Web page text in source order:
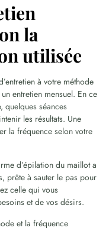
la
utilisée
à votre méthode
entretien mensuel. En ce
quelques séances
les résultats. Une
la fréquence selon votre
d’épilation du maillot a
prête à sauter le pas pour
celle qui vous
et de vos désirs.
et la fréquence